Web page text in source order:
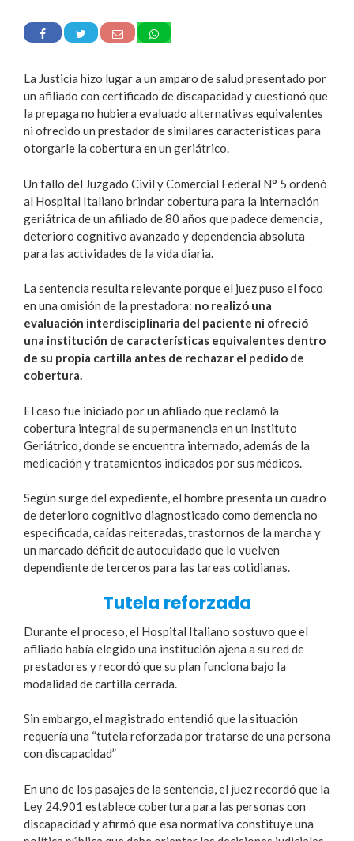
La Justicia hizo lugar a un amparo de salud presentado por
un afiliado con certificado de discapacidad y cuestionó que
la prepaga no hubiera evaluado alternativas equivalentes
ni ofrecido un prestador de similares características para
otorgarle la cobertura en un geriátrico.
Un fallo del Juzgado Civil y Comercial Federal N° 5 ordenó
al Hospital Italiano brindar cobertura para la internación
geriátrica de un afiliado de 80 años que padece demencia,
deterioro cognitivo avanzado y dependencia absoluta
para las actividades de la vida diaria.
La sentencia resulta relevante porque el juez puso el foco
en una omisión de la prestadora: no realizó una
evaluación interdisciplinaria del paciente ni ofreció
una institución de características equivalentes dentro
de su propia cartilla antes de rechazar el pedido de
cobertura.
El caso fue iniciado por un afiliado que reclamó la
cobertura integral de su permanencia en un Instituto
Geriátrico, donde se encuentra internado, además de la
medicación y tratamientos indicados por sus médicos.
Según surge del expediente, el hombre presenta un cuadro
de deterioro cognitivo diagnosticado como demencia no
especificada, caídas reiteradas, trastornos de la marcha y
un marcado déficit de autocuidado que lo vuelven
dependiente de terceros para las tareas cotidianas.
Tutela reforzada
Durante el proceso, el Hospital Italiano sostuvo que el
afiliado había elegido una institución ajena a su red de
prestadores y recordó que su plan funciona bajo la
modalidad de cartilla cerrada.
Sin embargo, el magistrado entendió que la situación
requería una “tutela reforzada por tratarse de una persona
con discapacidad”
En uno de los pasajes de la sentencia, el juez recordó que la
Ley 24.901 establece cobertura para las personas con
discapacidad y afirmó que esa normativa constituye una